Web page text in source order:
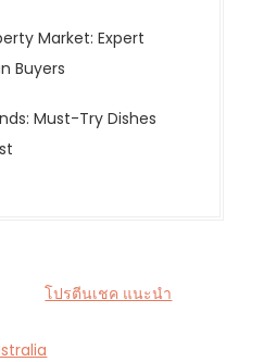
Market: Expert
Buyers
Must-Try Dishes
โปรตีนเชค แนะนำ